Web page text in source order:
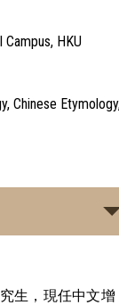
Campus, HKU
Chinese
生，現任中文增